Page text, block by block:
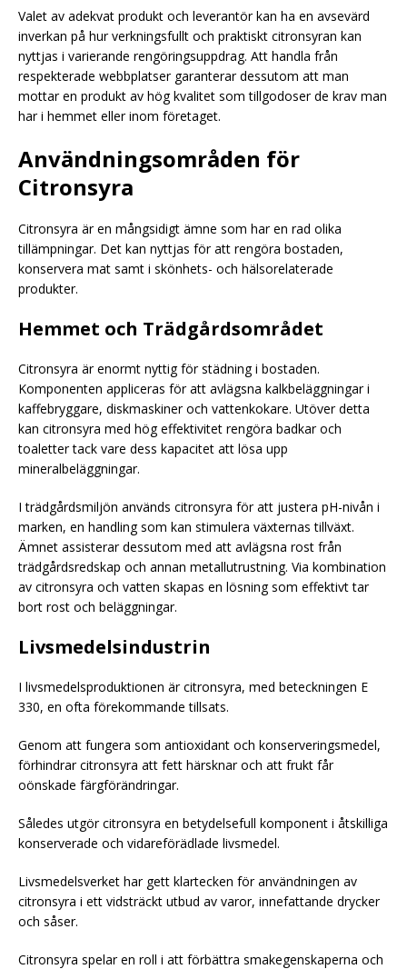
Valet av adekvat produkt och leverantör kan ha en avsevärd
inverkan på hur verkningsfullt och praktiskt citronsyran kan
nyttjas i varierande rengöringsuppdrag. Att handla från
respekterade webbplatser garanterar dessutom att man
mottar en produkt av hög kvalitet som tillgodoser de krav man
har i hemmet eller inom företaget.
Användningsområden för
Citronsyra
Citronsyra är en mångsidigt ämne som har en rad olika
tillämpningar. Det kan nyttjas för att rengöra bostaden,
konservera mat samt i skönhets- och hälsorelaterade
produkter.
Hemmet och Trädgårdsområdet
Citronsyra är enormt nyttig för städning i bostaden.
Komponenten appliceras för att avlägsna kalkbeläggningar i
kaffebryggare, diskmaskiner och vattenkokare. Utöver detta
kan citronsyra med hög effektivitet rengöra badkar och
toaletter tack vare dess kapacitet att lösa upp
mineralbeläggningar.
I trädgårdsmiljön används citronsyra för att justera pH-nivån i
marken, en handling som kan stimulera växternas tillväxt.
Ämnet assisterar dessutom med att avlägsna rost från
trädgårdsredskap och annan metallutrustning. Via kombination
av citronsyra och vatten skapas en lösning som effektivt tar
bort rost och beläggningar.
Livsmedelsindustrin
I livsmedelsproduktionen är citronsyra, med beteckningen E
330, en ofta förekommande tillsats.
Genom att fungera som antioxidant och konserveringsmedel,
förhindrar citronsyra att fett härsknar och att frukt får
oönskade färgförändringar.
Således utgör citronsyra en betydelsefull komponent i åtskilliga
konserverade och vidareförädlade livsmedel.
Livsmedelsverket har gett klartecken för användningen av
citronsyra i ett vidsträckt utbud av varor, innefattande drycker
och såser.
Citronsyra spelar en roll i att förbättra smakegenskaperna och